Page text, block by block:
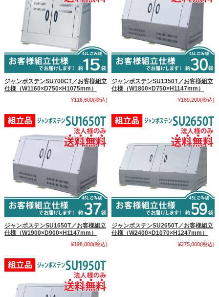
ジャンボステンSU700CT／お客様組立
仕様（W1160×D750×H1075mm）
¥116,600(税込)
ジャンボステンSU1350T／お客様組立
仕様（W1800×D750×H1147mm）
¥189,200(税込)
ジャンボステンSU1650T／お客様組立
仕様（W1900×D900×H1147mm）
¥198,000(税込)
ジャンボステンSU2650T／お客様組立
仕様（W2400×D1070×H1247mm）
¥275,000(税込)